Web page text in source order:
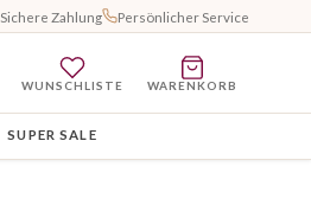
Sichere Zahlung Persönlicher Service
WUNSCHLISTE WARENKORB
SUPER SALE